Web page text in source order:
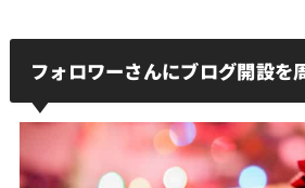
フォロワーさんにブログ開設を